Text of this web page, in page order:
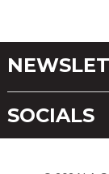
SOCIALS